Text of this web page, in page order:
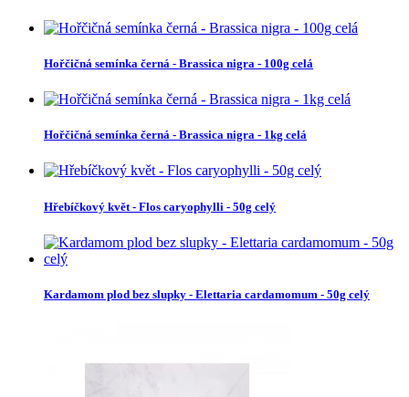
Hořčičná semínka černá - Brassica nigra - 100g celá
Hořčičná semínka černá - Brassica nigra - 1kg celá
Hřebíčkový květ - Flos caryophylli - 50g celý
Kardamom plod bez slupky - Elettaria cardamomum - 50g celý